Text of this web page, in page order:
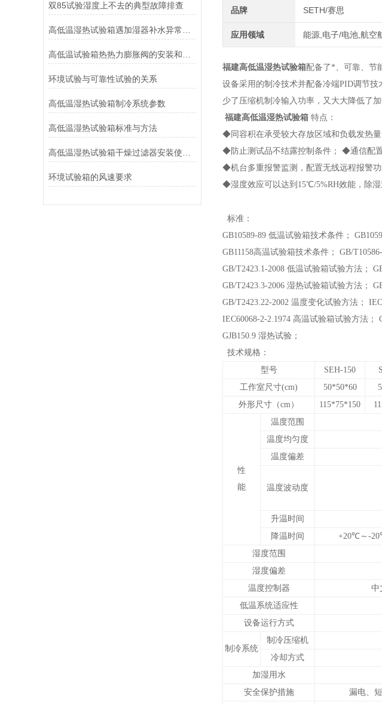
双85试验湿度上不去的典型故障排查
环境试验与可靠性试验的关系
高低温湿热试验箱制冷系统参数
高低温湿热试验箱标准与方法
环境试验箱的风速要求
品牌 SETH/赛思
应用领域 能源,电子/电池,航空
福建高低温湿热试验箱配备了*、可靠、节
设备采用的制冷技术并配备冷端PID调节
少了压缩机制冷输入功率，又大大降低了
福建高低温湿热试验箱 特点：
◆同容积在承受较大存放区域和负载发热
◆防止测试品不结露控制条件； ◆通信配置
◆机台多重报警监测，配置无线远程报警
◆湿度效应可以达到15℃/5%RH效能，除湿
标准：
GB10589-89 低温试验箱技术条件；
GB11158高温试验箱技术条件； GB/
GB/T2423.1-2008 低温试验箱试验方法；
GB/T2423.3-2006 湿热试验箱试验方法；
GB/T2423.22-2002 温度变化试验方法；
IEC60068-2-2.1974 高温试验箱试验方法；
GJB150.9 湿热试验；
技术规格：
型号
SEH-150
工作室尺寸(cm)
50*50*60
外形尺寸（cm）
115*75*150
性
能
温度范围
温度均匀度
温度偏差
温度波动度
升温时间
降温时间
+20℃～-
湿度范围
湿度偏差
温度控制器
中
低温系统适应性
设备运行方式
制冷系统
制冷压缩机
冷却方式
加湿用水
安全保护措施
漏电、